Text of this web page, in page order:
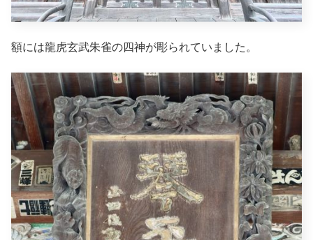
額には龍虎玄武朱雀の四神が彫られていました。